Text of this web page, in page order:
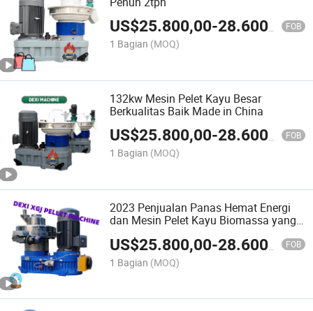
US$25.800,00-28.600,00 FOB
1 Bagian (MOQ)
132kw Mesin Pelet Kayu Besar
Berkualitas Baik Made in China
US$25.800,00-28.600,00 FOB
1 Bagian (MOQ)
2023 Penjualan Panas Hemat Energi
dan Mesin Pelet Kayu Biomassa yang
US$25.800,00-28.600,00 FOB
1 Bagian (MOQ)